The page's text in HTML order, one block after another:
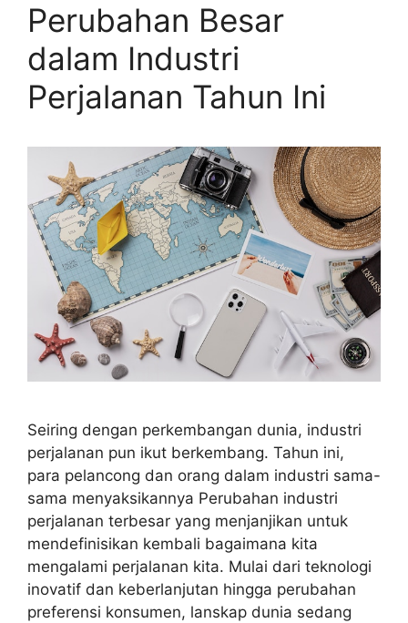
Perubahan Besar
dalam Industri
Perjalanan Tahun Ini
Seiring dengan perkembangan dunia, industri
perjalanan pun ikut berkembang. Tahun ini,
para pelancong dan orang dalam industri sama-
sama menyaksikannya Perubahan industri
perjalanan terbesar yang menjanjikan untuk
mendefinisikan kembali bagaimana kita
mengalami perjalanan kita. Mulai dari teknologi
inovatif dan keberlanjutan hingga perubahan
preferensi konsumen, lanskap dunia sedang